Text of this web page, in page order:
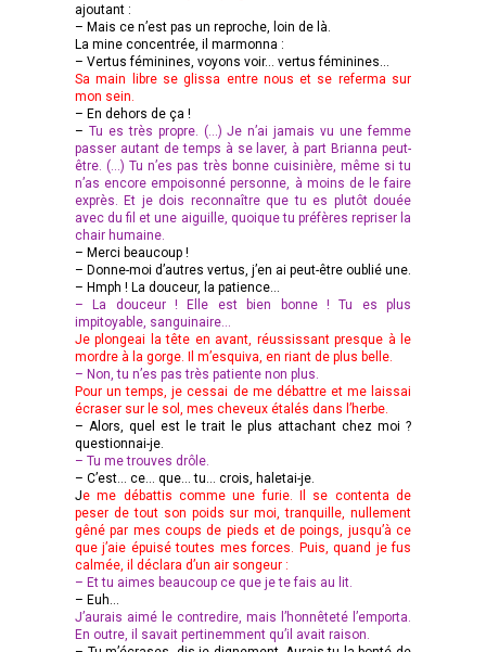
ajoutant :
– Mais ce n’est pas un reproche, loin de là.
La mine concentrée, il marmonna :
– Vertus féminines, voyons voir… vertus féminines…
Sa main libre se glissa entre nous et se referma sur
mon sein.
– En dehors de ça !
– Tu es très propre. (…) Je n’ai jamais vu une femme
passer autant de temps à se laver, à part Brianna peut-
être. (…) Tu n’es pas très bonne cuisinière, même si tu
n’as encore empoisonné personne, à moins de le faire
exprès. Et je dois reconnaître que tu es plutôt douée
avec du fil et une aiguille, quoique tu préfères repriser la
chair humaine.
– Merci beaucoup !
– Donne-moi d’autres vertus, j’en ai peut-être oublié une.
– Hmph ! La douceur, la patience…
– La douceur ! Elle est bien bonne ! Tu es plus
impitoyable, sanguinaire…
Je plongeai la tête en avant, réussissant presque à le
mordre à la gorge. Il m’esquiva, en riant de plus belle.
– Non, tu n’es pas très patiente non plus.
Pour un temps, je cessai de me débattre et me laissai
écraser sur le sol, mes cheveux étalés dans l’herbe.
– Alors, quel est le trait le plus attachant chez moi ?
questionnai-je.
– Tu me trouves drôle.
– C’est… ce… que… tu… crois, haletai-je.
Je me débattis comme une furie. Il se contenta de
peser de tout son poids sur moi, tranquille, nullement
gêné par mes coups de pieds et de poings, jusqu’à ce
que j’aie épuisé toutes mes forces. Puis, quand je fus
calmée, il déclara d’un air songeur :
– Et tu aimes beaucoup ce que je te fais au lit.
– Euh…
J’aurais aimé le contredire, mais l’honnêteté l’emporta.
En outre, il savait pertinemment qu’il avait raison.